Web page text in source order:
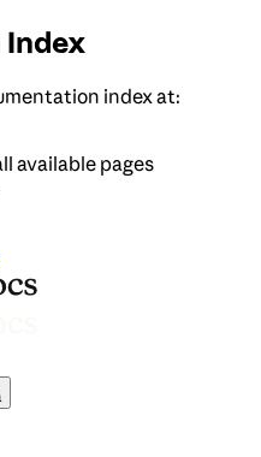
index at:
available pages